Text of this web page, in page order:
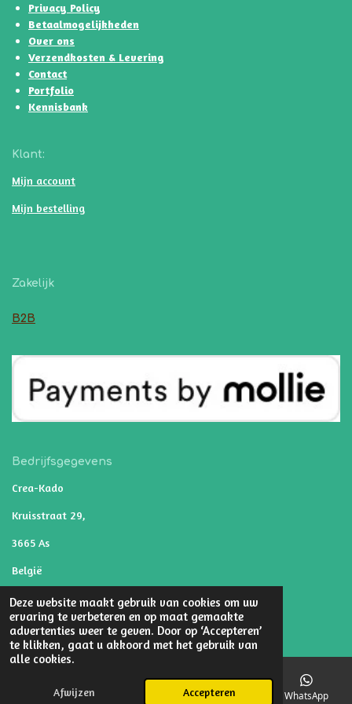
Deze website maakt gebruik van cookies om uw
ervaring te verbeteren en op maat gemaakte
advertenties weer te geven. Door op ‘Accepteren’
te klikken, gaat u akkoord met het gebruik van
alle cookies.
Afwijzen Accepteren
p
k
a
m
Privacy Policy
Betaalmogelijkheden
Over ons
Verzendkosten & Levering
Contact
Portfolio
Kennisbank
Klant:
Mijn account
Mijn bestelling
Zakelijk
B2B
Bedrijfsgegevens
Crea-Kado
Kruisstraat 29,
3665 As
België
BE0653933418
© 2021 - 2026 Crea-Kado
E-mailadres Kaart WhatsApp